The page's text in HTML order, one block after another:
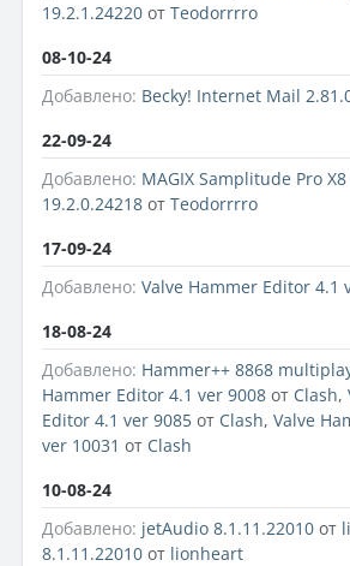
19.2.1.24220 от Teodorrrro
08-10-24
Добавлено: Becky! Internet Mail
22-09-24
Добавлено: MAGIX Samplitude Pro
19.2.0.24218 от Teodorrrro
17-09-24
Добавлено: Valve Hammer Editor 4.1
18-08-24
Добавлено: Hammer++ 8868
Hammer Editor 4.1 ver 9008 от Clash,
Editor 4.1 ver 9085 от Clash, Valve
ver 10031 от Clash
10-08-24
Добавлено: jetAudio 8.1.11.22010 от
8.1.11.22010 от lionheart